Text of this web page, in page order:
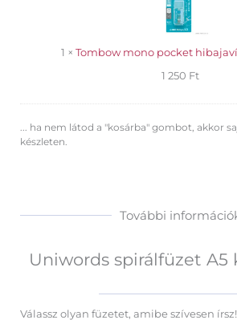
hibajavító
roller
kék
1 × Tombow mono pocket
1 250 Ft
... ha nem látod a "kosárba" gombot, akkor
készleten.
További
Uniwords spirálfüzet A5
Válassz olyan füzetet, amibe szívesen